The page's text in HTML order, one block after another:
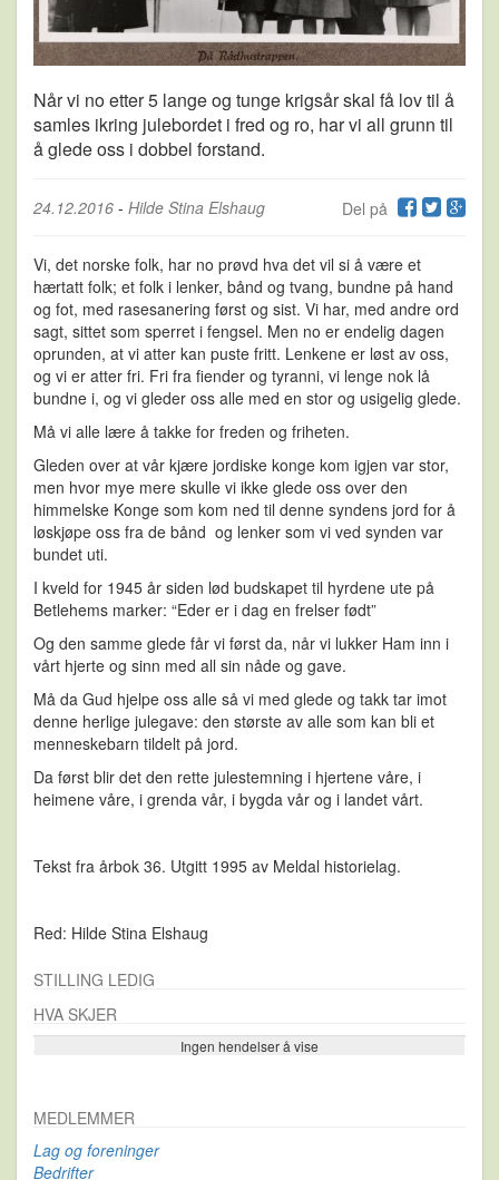
Når vi no etter 5 lange og tunge krigsår skal få lov til å
samles ikring julebordet i fred og ro, har vi all grunn til
å glede oss i dobbel forstand.
Del på
24.12.2016 - Hilde Stina Elshaug
Vi, det norske folk, har no prøvd hva det vil si å være et
hærtatt folk; et folk i lenker, bånd og tvang, bundne på hand
og fot, med rasesanering først og sist. Vi har, med andre ord
sagt, sittet som sperret i fengsel. Men no er endelig dagen
oprunden, at vi atter kan puste fritt. Lenkene er løst av oss,
og vi er atter fri. Fri fra fiender og tyranni, vi lenge nok lå
bundne i, og vi gleder oss alle med en stor og usigelig glede.
Må vi alle lære å takke for freden og friheten.
Gleden over at vår kjære jordiske konge kom igjen var stor,
men hvor mye mere skulle vi ikke glede oss over den
himmelske Konge som kom ned til denne syndens jord for å
løskjøpe oss fra de bånd og lenker som vi ved synden var
bundet uti.
I kveld for 1945 år siden lød budskapet til hyrdene ute på
Betlehems marker: “Eder er i dag en frelser født”
Og den samme glede får vi først da, når vi lukker Ham inn i
vårt hjerte og sinn med all sin nåde og gave.
Må da Gud hjelpe oss alle så vi med glede og takk tar imot
denne herlige julegave: den største av alle som kan bli et
menneskebarn tildelt på jord.
Da først blir det den rette julestemning i hjertene våre, i
heimene våre, i grenda vår, i bygda vår og i landet vårt.
Tekst fra årbok 36. Utgitt 1995 av Meldal historielag.
Red: Hilde Stina Elshaug
STILLING LEDIG
HVA SKJER
Ingen hendelser å vise
Se flere…
MEDLEMMER
Lag og foreninger
Bedrifter